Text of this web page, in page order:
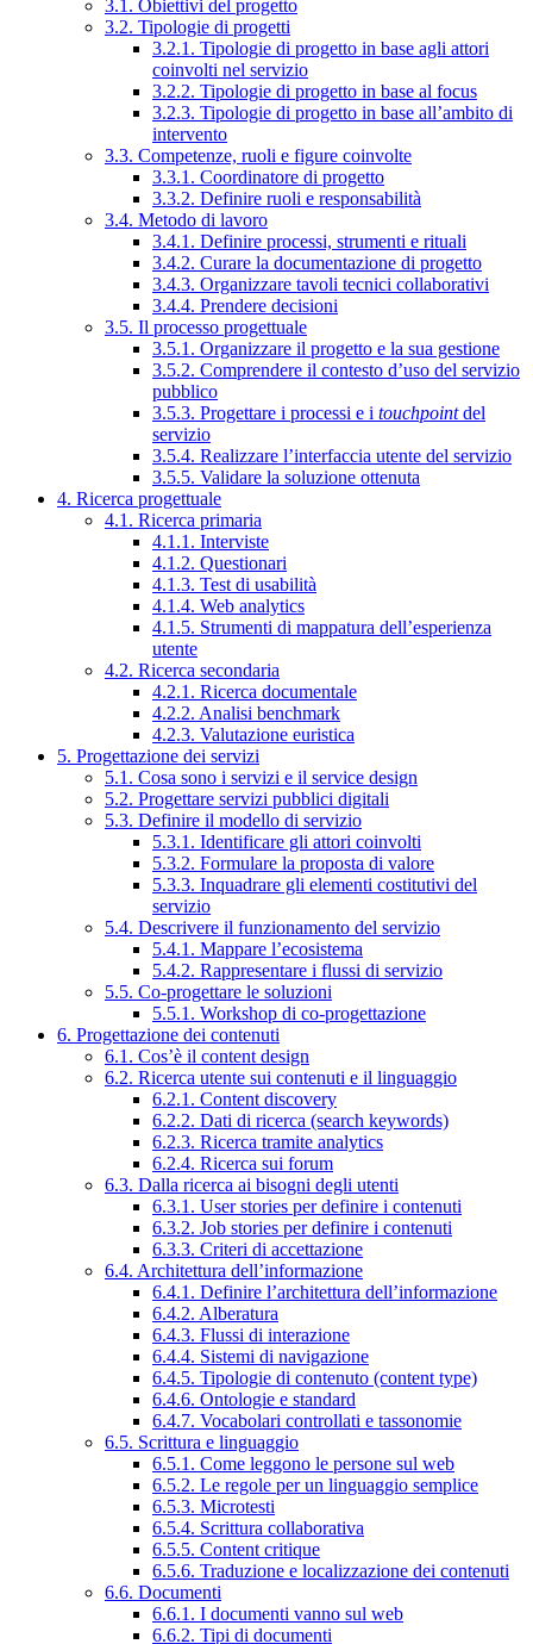
3.1. Obiettivi del progetto
3.2. Tipologie di progetti
3.2.1. Tipologie di progetto in base agli attori
coinvolti nel servizio
3.2.2. Tipologie di progetto in base al focus
3.2.3. Tipologie di progetto in base all’ambito di
intervento
3.3. Competenze, ruoli e figure coinvolte
3.3.1. Coordinatore di progetto
3.3.2. Definire ruoli e responsabilità
3.4. Metodo di lavoro
3.4.1. Definire processi, strumenti e rituali
3.4.2. Curare la documentazione di progetto
3.4.3. Organizzare tavoli tecnici collaborativi
3.4.4. Prendere decisioni
3.5. Il processo progettuale
3.5.1. Organizzare il progetto e la sua gestione
3.5.2. Comprendere il contesto d’uso del servizio
pubblico
3.5.3. Progettare i processi e i touchpointdel
servizio
3.5.4. Realizzare l’interfaccia utente del servizio
3.5.5. Validare la soluzione ottenuta
4. Ricerca progettuale
4.1. Ricerca primaria
4.1.1. Interviste
4.1.2. Questionari
4.1.3. Test di usabilità
4.1.4. Web analytics
4.1.5. Strumenti di mappatura dell’esperienza
utente
4.2. Ricerca secondaria
4.2.1. Ricerca documentale
4.2.2. Analisi benchmark
4.2.3. Valutazione euristica
5. Progettazione dei servizi
5.1. Cosa sono i servizi e il service design
5.2. Progettare servizi pubblici digitali
5.3. Definire il modello di servizio
5.3.1. Identificare gli attori coinvolti
5.3.2. Formulare la proposta di valore
5.3.3. Inquadrare gli elementi costitutivi del
servizio
5.4. Descrivere il funzionamento del servizio
5.4.1. Mappare l’ecosistema
5.4.2. Rappresentare i flussi di servizio
5.5. Co-progettare le soluzioni
5.5.1. Workshop di co-progettazione
6. Progettazione dei contenuti
6.1. Cos’è il content design
6.2. Ricerca utente sui contenuti e il linguaggio
6.2.1. Content discovery
6.2.2. Dati di ricerca (search keywords)
6.2.3. Ricerca tramite analytics
6.2.4. Ricerca sui forum
6.3. Dalla ricerca ai bisogni degli utenti
6.3.1. User stories per definire i contenuti
6.3.2. Job stories per definire i contenuti
6.3.3. Criteri di accettazione
6.4. Architettura dell’informazione
6.4.1. Definire l’architettura dell’informazione
6.4.2. Alberatura
6.4.3. Flussi di interazione
6.4.4. Sistemi di navigazione
6.4.5. Tipologie di contenuto (content type)
6.4.6. Ontologie e standard
6.4.7. Vocabolari controllati e tassonomie
6.5. Scrittura e linguaggio
6.5.1. Come leggono le persone sul web
6.5.2. Le regole per un linguaggio semplice
6.5.3. Microtesti
6.5.4. Scrittura collaborativa
6.5.5. Content critique
6.5.6. Traduzione e localizzazione dei contenuti
6.6. Documenti
6.6.1. I documenti vanno sul web
6.6.2. Tipi di documenti